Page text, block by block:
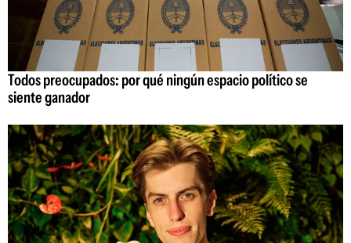
Todos preocupados: por qué ningún espacio político se
siente ganador